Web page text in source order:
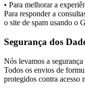
• Para melhorar a
Para responder a
o site de spam usando o
Segurança dos
Nós levamos a
Todos os envios de
protegidos contra acesso